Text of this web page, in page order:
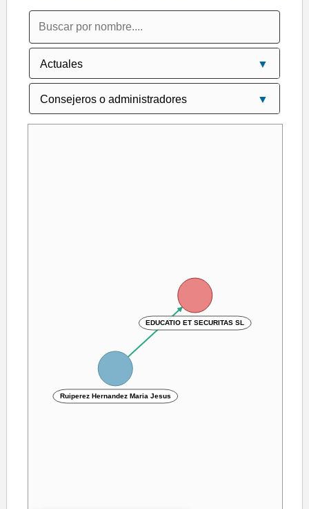
EDUCATIO ET SECURITAS SL
Ruiperez Hernandez Maria Jesus